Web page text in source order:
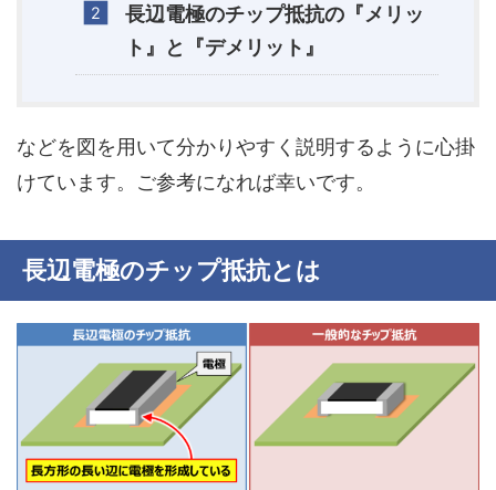
長辺電極のチップ抵抗の『メリッ
ト』と『デメリット』
などを図を用いて分かりやすく説明するように心掛
けています。ご参考になれば幸いです。
長辺電極のチップ抵抗とは